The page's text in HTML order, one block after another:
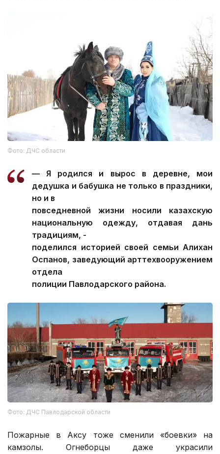
Фото: ДЧС области
— Я родился и вырос в деревне, мои
дедушка и бабушка не только в праздники,
но и в
повседневной жизни носили казахскую
национальную одежду, отдавая дань
традициям, -
поделился историей своей семьи Алихан
Оспанов, заведующий арттехвооружением
отдела
полиции Павлодарского района.
Фото: ДЧС Павлодарской области
Пожарные в Аксу тоже сменили «боевки» на
камзолы. Огнеборцы даже украсили